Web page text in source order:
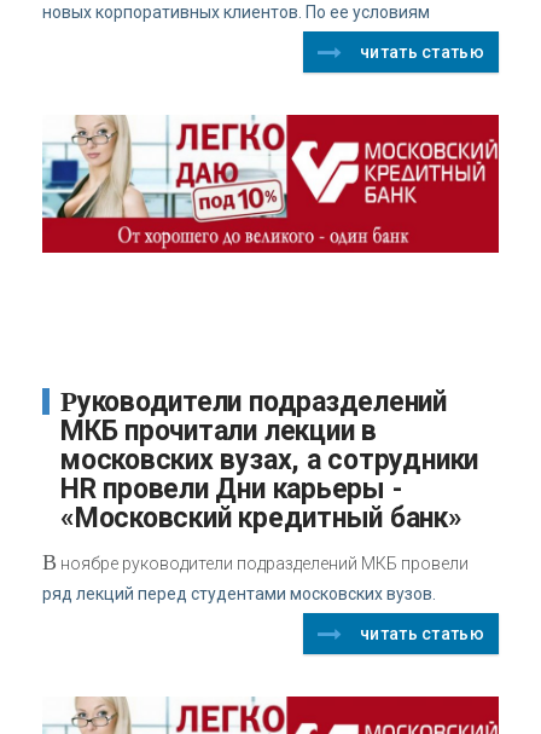
новых корпоративных клиентов. По ее условиям
читать статью
Руководители подразделений
МКБ прочитали лекции в
московских вузах, а сотрудники
HR провели Дни карьеры -
«Московский кредитный банк»
В ноябре руководители подразделений МКБ провели
ряд лекций перед студентами московских вузов.
читать статью